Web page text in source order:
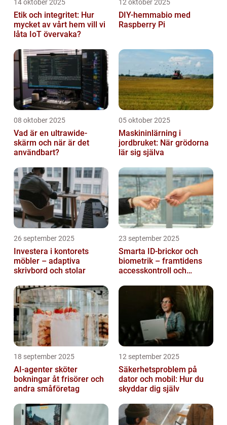
14 oktober 2025
Etik och integritet: Hur
mycket av vårt hem vill vi
låta IoT övervaka?
12 oktober 2025
DIY-hemmabio med
Raspberry Pi
08 oktober 2025
Vad är en ultrawide-
skärm och när är det
användbart?
05 oktober 2025
Maskininlärning i
jordbruket: När grödorna
lär sig själva
26 september 2025
Investera i kontorets
möbler – adaptiva
skrivbord och stolar
23 september 2025
Smarta ID-brickor och
biometrik – framtidens
accesskontroll och
18 september 2025
AI-agenter sköter
bokningar åt frisörer och
andra småföretag
12 september 2025
Säkerhetsproblem på
dator och mobil: Hur du
skyddar dig själv